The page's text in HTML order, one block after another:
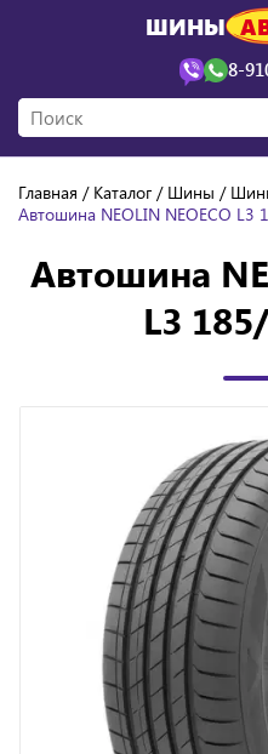
ШИНЫ
8-
Главная Каталог Шины
Автошина NEOLIN NEOECO L3
Автошина
L3